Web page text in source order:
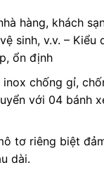
hàng, khách
sinh, v.v. – Kiểu
ổn định
inox chống gỉ,
với 04 bánh
tơ riêng biệt
dài.